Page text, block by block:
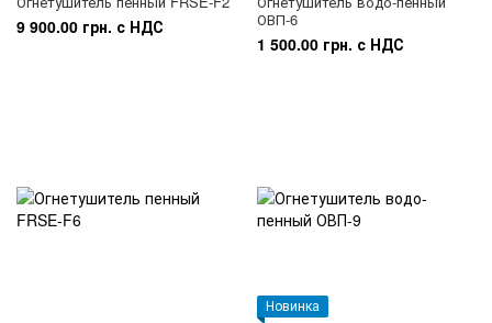
9 900.00 грн. с НДС
ОВП-6
1 500.00 грн. с НДС
Новинка